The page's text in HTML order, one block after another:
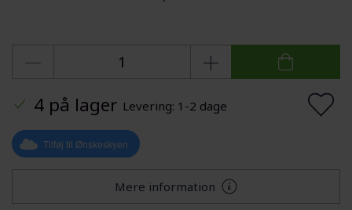
4 på lager Levering: 1-2 dage
Tilføj til Ønskeskyen
Mere information